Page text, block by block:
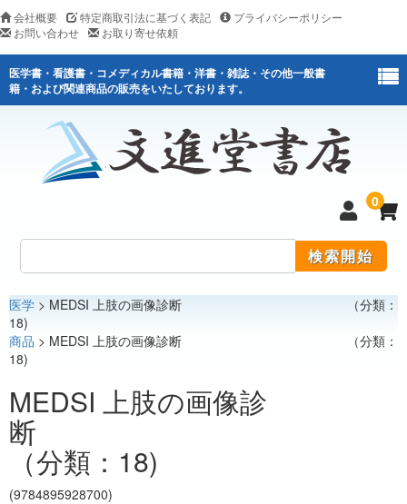
会社概要 特定商取引法に基づく表記
プライバシーポリシー
お問い合わせ
お取り寄せ依頼
医学書・看護書・コメディカル書籍・洋書・雑誌・その他一般書
籍・および関連商品の販売をいたしております。
0
医学
看護
レジデント
医学 > MEDSI 上肢の画像診断 （分類：
18)
商品 > MEDSI 上肢の画像診断 （分類：
18)
MEDSI 上肢の画像診
断
（分類：18)
(9784895928700)